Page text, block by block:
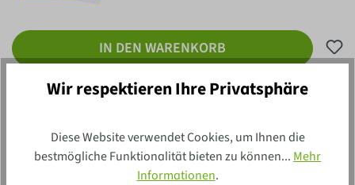
IN DEN WARENKORB
Wir respektieren Ihre Privatsphäre
Diese Website verwendet Cookies, um Ihnen die
bestmögliche Funktionalität bieten zu können... Mehr
Informationen.